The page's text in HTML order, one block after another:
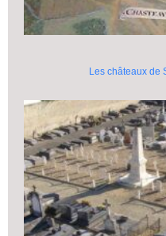
Les châteaux de